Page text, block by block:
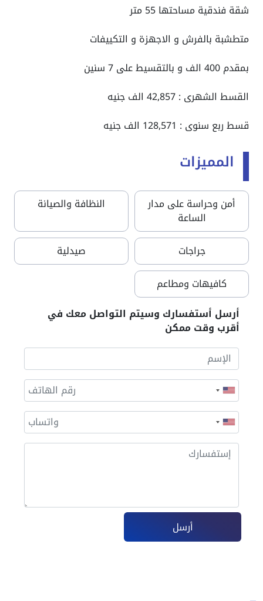
شقة فندقية مساحتها 55 متر
متطشبة بالفرش و الاجهزة و التكييفات
بمقدم 400 الف و بالتقسيط على 7 سنين
القسط الشهرى : 42,857 الف جنيه
قسط ربع سنوى : 128,571 الف جنيه
المميزات
أمن وحراسة على مدار
الساعة
النظافة والصيانة
جراجات
صيدلية
كافيهات ومطاعم
أرسل أستفسارك وسيتم التواصل معك في
أقرب وقت ممكن
أرسل